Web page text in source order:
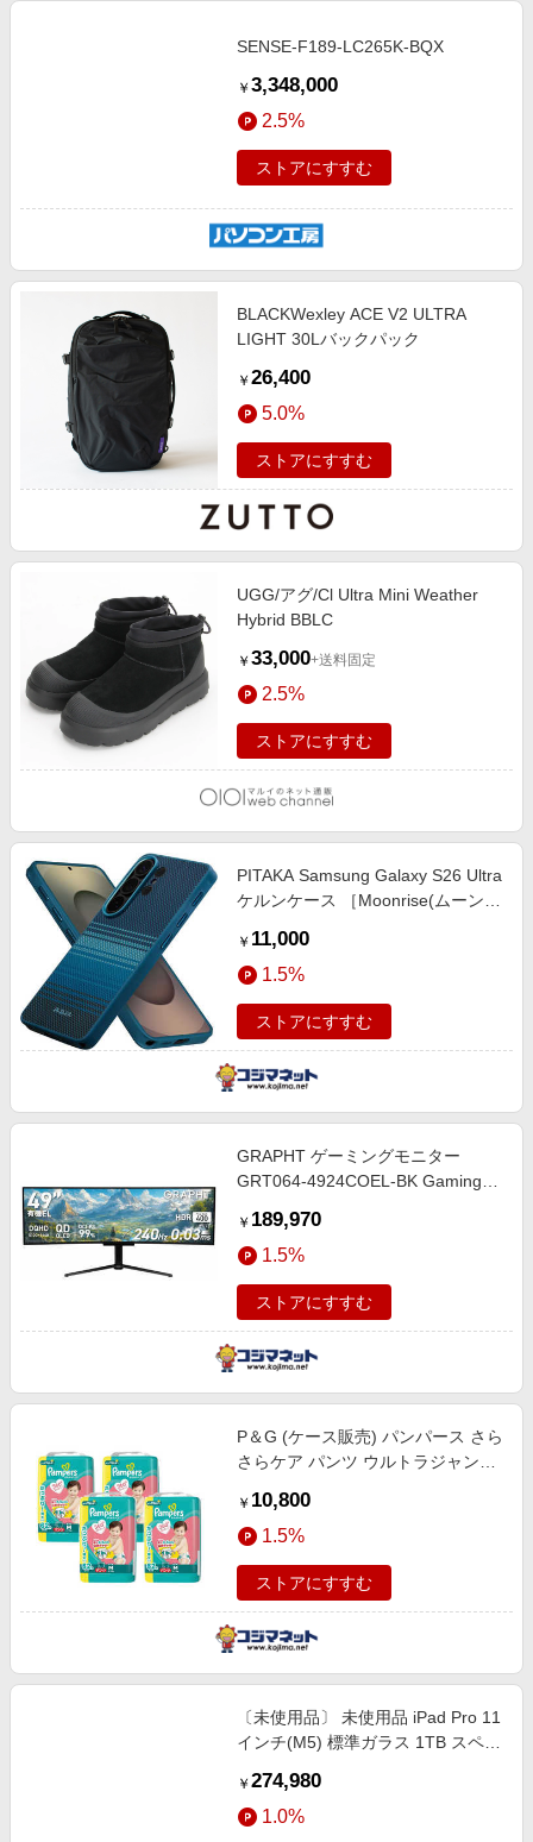
SENSE-F189-LC265K-BQX
￥ 3,348,000
2.5%
ストアにすすむ
BLACKWexley ACE V2 ULTRA
LIGHT 30Lバックパック
￥ 26,400
5.0%
ストアにすすむ
UGG/アグ/Cl Ultra Mini Weather
Hybrid BBLC
￥ 33,000+送料固定
2.5%
ストアにすすむ
PITAKA Samsung Galaxy S26 Ultra
ケルンケース ［Moonrise(ムーンラ
￥ 11,000
1.5%
ストアにすすむ
GRAPHT ゲーミングモニター
GRT064-4924COEL-BK Gaming
/ Dual QHD(5120×1440) / ワイド /
曲面型 / 240Hz］
￥ 189,970
1.5%
ストアにすすむ
P＆G (ケース販売) パンパース さら
さらケア パンツ ウルトラジャンボ
￥ 10,800
1.5%
ストアにすすむ
〔未使用品〕 未使用品 iPad Pro 11
インチ(M5) 標準ガラス 1TB スペー
￥ 274,980
1.0%